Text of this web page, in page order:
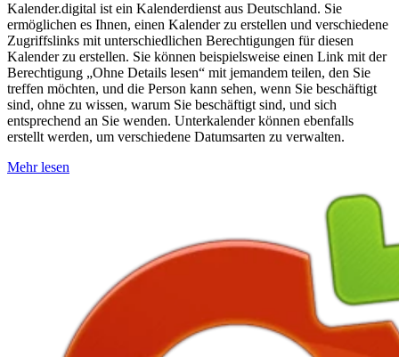
Kalender.digital ist ein Kalenderdienst aus Deutschland. Sie
ermöglichen es Ihnen, einen Kalender zu erstellen und verschiedene
Zugriffslinks mit unterschiedlichen Berechtigungen für diesen
Kalender zu erstellen. Sie können beispielsweise einen Link mit der
Berechtigung „Ohne Details lesen“ mit jemandem teilen, den Sie
treffen möchten, und die Person kann sehen, wenn Sie beschäftigt
sind, ohne zu wissen, warum Sie beschäftigt sind, und sich
entsprechend an Sie wenden. Unterkalender können ebenfalls
erstellt werden, um verschiedene Datumsarten zu verwalten.
Mehr lesen